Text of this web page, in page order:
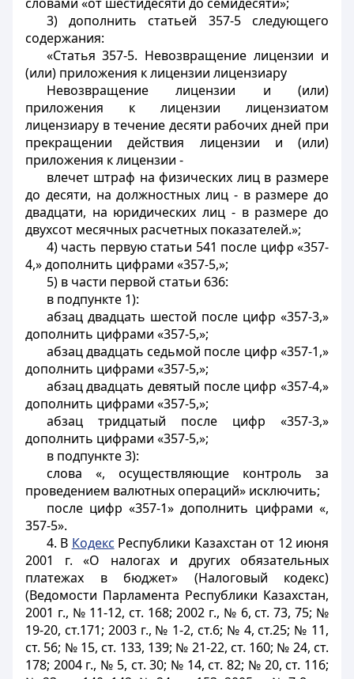
3) дополнить статьей 357-5 следующего
содержания:
«Статья 357-5. Невозвращение лицензии и
(или) приложения к лицензии лицензиару
Невозвращение лицензии и (или)
приложения к лицензии лицензиатом
лицензиару в течение десяти рабочих дней при
прекращении действия лицензии и (или)
приложения к лицензии -
влечет штраф на физических лиц в размере
до десяти, на должностных лиц - в размере до
двадцати, на юридических лиц - в размере до
двухсот месячных расчетных показателей.»;
4) часть первую статьи 541 после цифр «357-
4,» дополнить цифрами «357-5,»;
5) в части первой статьи 636:
в подпункте 1):
абзац двадцать шестой после цифр «357-3,»
дополнить цифрами «357-5,»;
абзац двадцать седьмой после цифр «357-1,»
дополнить цифрами «357-5,»;
абзац двадцать девятый после цифр «357-4,»
дополнить цифрами «357-5,»;
абзац тридцатый после цифр «357-3,»
дополнить цифрами «357-5,»;
в подпункте 3):
слова «, осуществляющие контроль за
проведением валютных операций» исключить;
после цифр «357-1» дополнить цифрами «,
357-5».
4. В Кодекс Республики Казахстан от 12 июня
2001 г. «О налогах и других обязательных
платежах в бюджет» (Налоговый кодекс)
(Ведомости Парламента Республики Казахстан,
2001 г., № 11-12, ст. 168; 2002 г., № 6, ст. 73, 75; №
19-20, ст.171; 2003 г., № 1-2, ст.6; № 4, ст.25; № 11,
ст. 56; № 15, ст. 133, 139; № 21-22, ст. 160; № 24, ст.
178; 2004 г., № 5, ст. 30; № 14, ст. 82; № 20, ст. 116;